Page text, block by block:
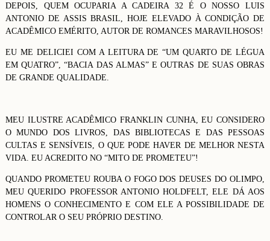
DEPOIS, QUEM OCUPARIA A CADEIRA 32 É O NOSSO LUIS
ANTONIO DE ASSIS BRASIL, HOJE ELEVADO À CONDIÇÃO DE
ACADÊMICO EMÉRITO, AUTOR DE ROMANCES MARAVILHOSOS!
EU ME DELICIEI COM A LEITURA DE “UM QUARTO DE LÉGUA
EM QUATRO”, “BACIA DAS ALMAS” E OUTRAS DE SUAS OBRAS
DE GRANDE QUALIDADE.
MEU ILUSTRE ACADÊMICO FRANKLIN CUNHA, EU CONSIDERO
O MUNDO DOS LIVROS, DAS BIBLIOTECAS E DAS PESSOAS
CULTAS E SENSÍVEIS, O QUE PODE HAVER DE MELHOR NESTA
VIDA. EU ACREDITO NO “MITO DE PROMETEU”!
QUANDO PROMETEU ROUBA O FOGO DOS DEUSES DO OLIMPO,
MEU QUERIDO PROFESSOR ANTONIO HOLDFELT, ELE DÁ AOS
HOMENS O CONHECIMENTO E COM ELE A POSSIBILIDADE DE
CONTROLAR O SEU PRÓPRIO DESTINO.